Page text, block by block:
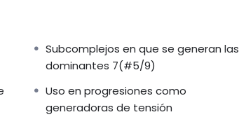
improvisar sobre estas sonoridades
complementan y realzan la tensión del
construir solos melódicos y llenos de
Subcomplejos en que se generan las
dominantes 7(#5/9)
Uso en progresiones como
generadoras de tensión